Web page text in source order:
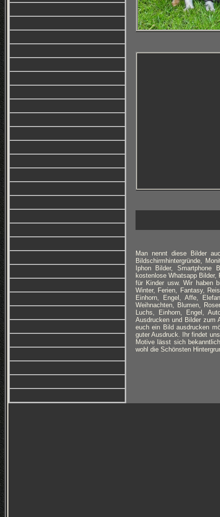
Man nennt diese Bilder
Bildschirmhintergründe,
Iphon Bilder, Smartphone
kostenlose Whatsapp
für Kinder usw. Wir haben
Winter, Ferien, Fantasy,
Einhorn, Engel, Affe,
Weihnachten, Blumen,
Luchs, Einhorn, Engel,
Ausdrucken und Bilder zum
euch ein Bild ausdrucken
guter Ausdruck. Ihr findet
Motive lässt sich
wohl die Schönsten